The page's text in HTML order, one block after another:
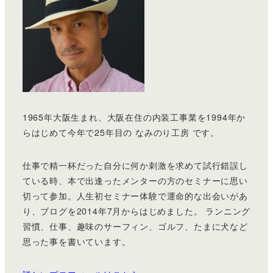
1965年大阪生まれ、大阪在住の内装工事業を1994年か
らはじめて今年で25年目の なみのり工房 です。
仕事で精一杯だった自分に何か刺激を求めて試行錯誤し
ている時、本で出逢ったメンターの方のセミナーに思い
切って参加。人生初セミナー体験で運命的な出会いがあ
り、ブログを2014年7月からはじめました。 ランニング
習慣、仕事、趣味のサーフィン、ゴルフ、たまに犬など
思った事を書いています。